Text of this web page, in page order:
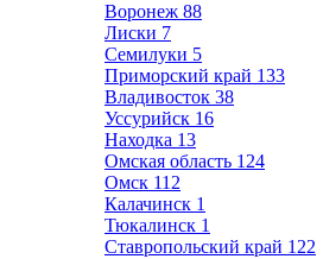
Воронеж 88
Лиски 7
Семилуки 5
Приморский край 133
Владивосток 38
Уссурийск 16
Находка 13
Омская область 124
Омск 112
Калачинск 1
Тюкалинск 1
Ставропольский край 122